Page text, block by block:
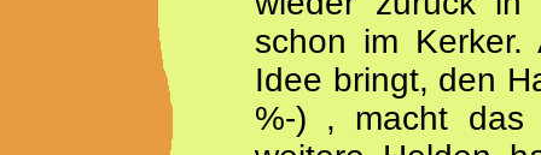
schon im
Idee bringt, den
%-) , macht das